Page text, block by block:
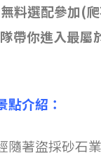
料選配參加(
帶你進入最屬
介紹：
隨著盜採砂石